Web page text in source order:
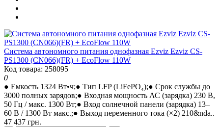
Система автономного питания однофазная Ezviz Ezviz CS-
PS1300 (CN066)(FR) + EcoFlow 110W
Код товара: 258095
0
● Емкость 1324 Вт•ч;● Тип LFP (LiFePO₄);● Срок службы до
3000 полных зарядов;● Входная мощность АС (зарядка) 230 В,
50 Гц / макс. 1300 Вт;● Вход солнечной панели (зарядка) 13–
60 В / 1300 Вт макс.;● Выход переменного тока (×2) 210&nda..
47 437 грн.